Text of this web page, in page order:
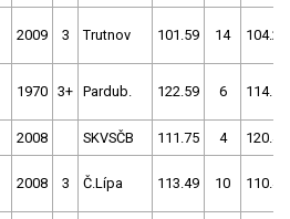
2009 3 Trutnov 101.59 14 104.27
1970 3+ Pardub. 122.59 6 114.58
2008 SKVSČB 111.75 4 120.44
2008 3 Č.Lípa 113.49 10 110.43